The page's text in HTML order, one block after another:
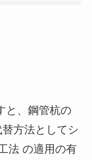
と、鋼管杭の
方法としてシ
法 の適用の有